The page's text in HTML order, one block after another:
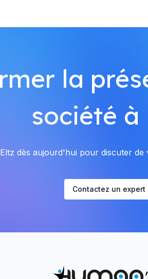
la
société à
dès aujourd'hui pour discuter
Contactez un expert